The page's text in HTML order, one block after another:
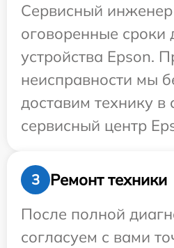
Сервисный
оговоренные сроки
устройства Epson.
неисправности мы
доставим технику в
сервисный центр
3
Ремонт техники
После полной
согласуем с вами